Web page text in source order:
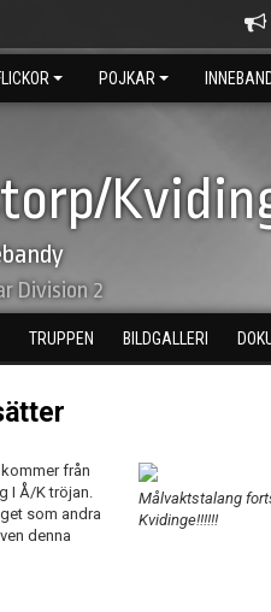
POJKAR
Division 2
TRUPPEN BILDGALLERI
Målvaktstalang
Kvidinge!!!!!!
från
I Å/K tröjan.
som andra
denna